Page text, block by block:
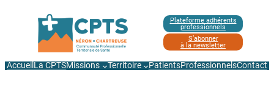
Plateforme adhérents
professionnels
S’abonner
à la newsletter
Accueil La CPTSMissions Territoire PatientsProfessionnelsContact